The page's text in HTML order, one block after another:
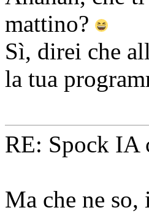
mattino?
Sì, direi che
la tua
RE: Spock IA
Ma che ne